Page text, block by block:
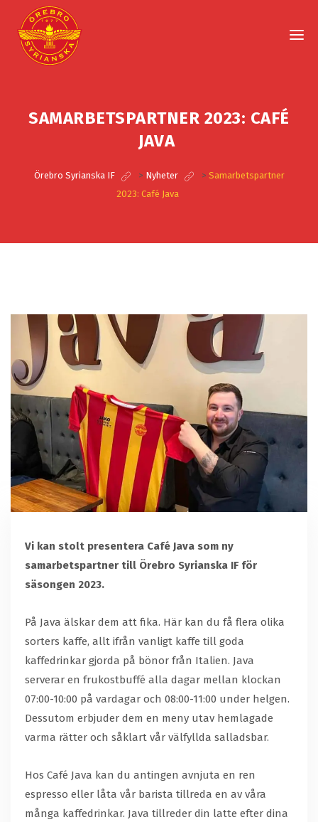
SAMARBETSPARTNER 2023: CAFÉ
JAVA
Örebro Syrianska IF > Nyheter > Samarbetspartner
2023: Café Java
Vi kan stolt presentera Café Java som ny
samarbetspartner till Örebro Syrianska IF för
säsongen 2023.
På Java älskar dem att fika. Här kan du få flera olika
sorters kaffe, allt ifrån vanligt kaffe till goda
kaffedrinkar gjorda på bönor från Italien. Java
serverar en frukostbuffé alla dagar mellan klockan
07:00-10:00 på vardagar och 08:00-11:00 under helgen.
Dessutom erbjuder dem en meny utav hemlagade
varma rätter och såklart vår välfyllda salladsbar.
Hos Café Java kan du antingen avnjuta en ren
espresso eller låta vår barista tillreda en av våra
många kaffedrinkar. Java tillreder din latte efter dina